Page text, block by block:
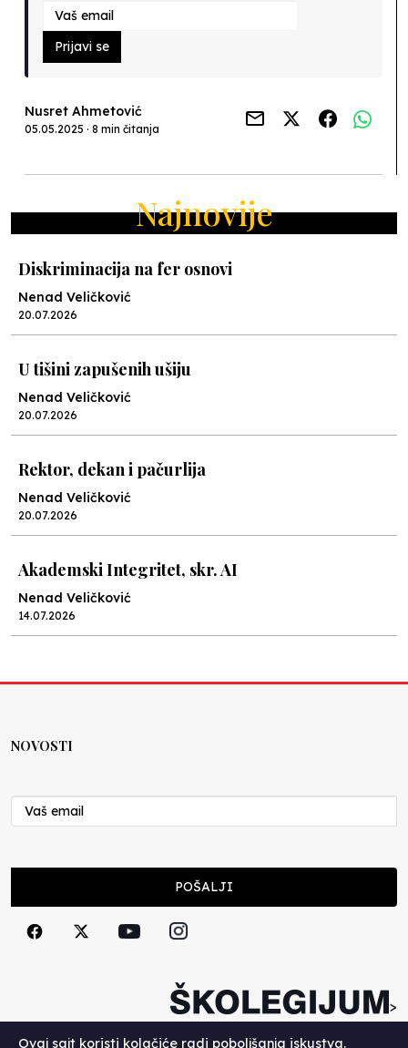
Prijavi se
Nusret Ahmetović
05.05.2025 · 8 min čitanja
Najnovije
Diskriminacija na fer osnovi
Nenad Veličković
20.07.2026
U tišini zapušenih ušiju
Nenad Veličković
20.07.2026
Rektor, dekan i pačurlija
Nenad Veličković
20.07.2026
Akademski Integritet, skr. AI
Nenad Veličković
14.07.2026
Nenad Veličković
19.06.2026
Ocjenjivanje od jedan do pet
NOVOSTI
POŠALJI
>
Copyright (c) 2026. Školegijum.
Ovaj sajt koristi kolačiće radi poboljšanja iskustva.